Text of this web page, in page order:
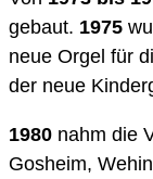
gebaut. 1975
neue Orgel für
der neue
1980 nahm die
Gosheim,